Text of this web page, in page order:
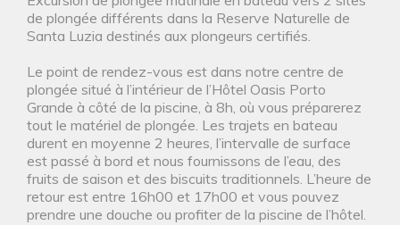
de plongée différents dans la Reserve Naturelle de
Santa Luzia destinés aux plongeurs certifiés.
Le point de rendez-vous est dans notre centre de
plongée situé à l’intérieur de l’Hôtel Oasis Porto
Grande à côté de la piscine, à 8h, où vous préparerez
tout le matériel de plongée. Les trajets en bateau
durent en moyenne 2 heures, l’intervalle de surface
est passé à bord et nous fournissons de l’eau, des
fruits de saison et des biscuits traditionnels. L’heure de
retour est entre 16h00 et 17h00 et vous pouvez
prendre une douche ou profiter de la piscine de l’hôtel.